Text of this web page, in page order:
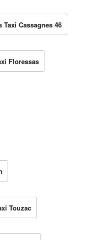
Taxi Cassagnes 46
Floressas
Touzac